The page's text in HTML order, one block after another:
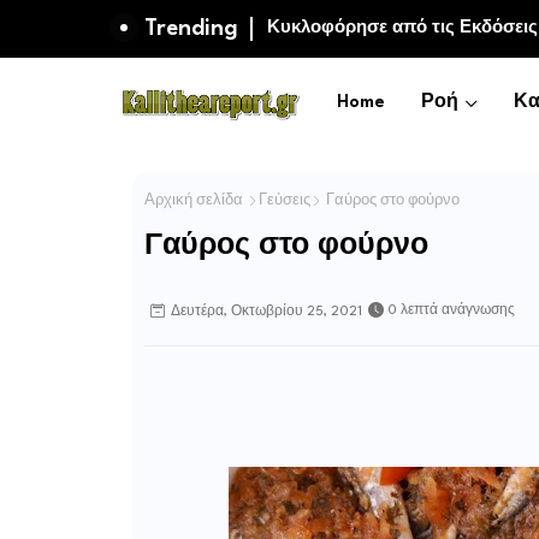
Trending Κυκλοφόρησε από τις
Κολύμβηση: Το «μαγικό
Home Ροή
Αρχική σελίδα Γεύσεις Γαύρος στο φούρνο
Γαύρος στο φούρνο
Δευτέρα, Οκτωβρίου 25, 2021 0 λεπτά ανάγνωσης